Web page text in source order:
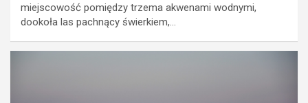
miejscowość pomiędzy trzema akwenami wodnymi,
dookoła las pachnący świerkiem,…